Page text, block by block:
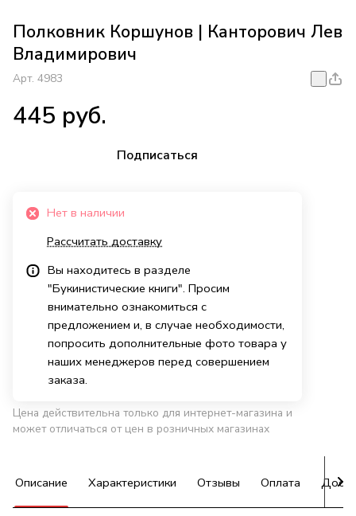
Полковник Коршунов | Канторович Лев
Владимирович
Арт. 4983
445 руб.
Подписаться
Нет в наличии
Рассчитать доставку
Вы находитесь в разделе
"Букинистические книги". Просим
внимательно ознакомиться с
предложением и, в случае необходимости,
попросить дополнительные фото товара у
наших менеджеров перед совершением
заказа.
Цена действительна только для интернет-магазина и
может отличаться от цен в розничных магазинах
Описание Характеристики Отзывы Оплата